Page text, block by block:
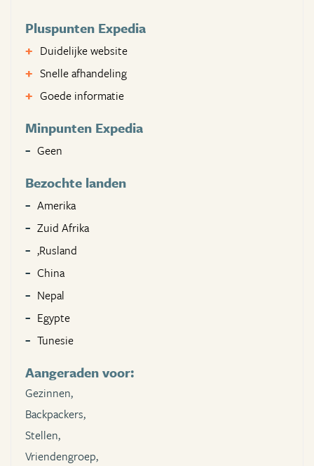
Pluspunten Expedia
Duidelijke website
Snelle afhandeling
Goede informatie
Minpunten Expedia
Geen
Bezochte landen
Amerika
Zuid Afrika
,Rusland
China
Nepal
Egypte
Tunesie
Aangeraden voor:
Gezinnen,
Backpackers,
Stellen,
Vriendengroep,